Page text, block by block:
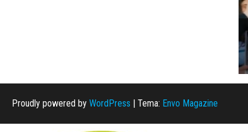
Proudly powered by WordPress | Tema: Envo Magazine